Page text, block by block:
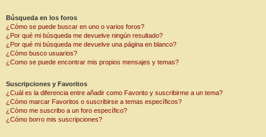
Búsqueda en los foros
¿Cómo se puede buscar en uno o varios foros?
¿Por qué mi búsqueda me devuelve ningún resultado?
¿Por qué mi búsqueda me devuelve una página en blanco?
¿Cómo busco usuarios?
¿Como se puede encontrar mis propios mensajes y temas?
Suscripciones y Favoritos
¿Cuál es la diferencia entre añadir como Favorito y suscribirme a un tema?
¿Cómo marcar Favoritos o suscribirse a temas específicos?
¿Cómo me suscribo a un foro específico?
¿Cómo borro mis suscripciones?